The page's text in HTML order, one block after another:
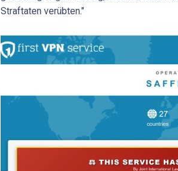
Straftaten verübten."